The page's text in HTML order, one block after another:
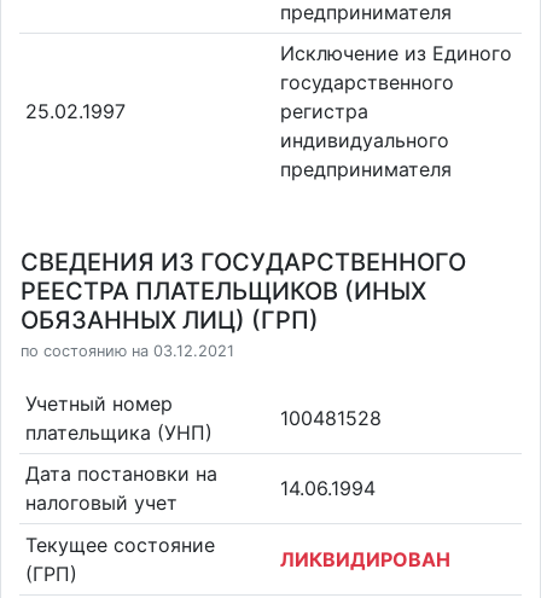
предпринимателя
25.02.1997
Исключение из Единого
государственного
регистра
индивидуального
предпринимателя
СВЕДЕНИЯ ИЗ ГОСУДАРСТВЕННОГО
РЕЕСТРА ПЛАТЕЛЬЩИКОВ (ИНЫХ
ОБЯЗАННЫХ ЛИЦ) (ГРП)
по состоянию на 03.12.2021
Учетный номер
плательщика (УНП)
100481528
Дата постановки на
налоговый учет
14.06.1994
Текущее состояние
(ГРП)
ЛИКВИДИРОВАН